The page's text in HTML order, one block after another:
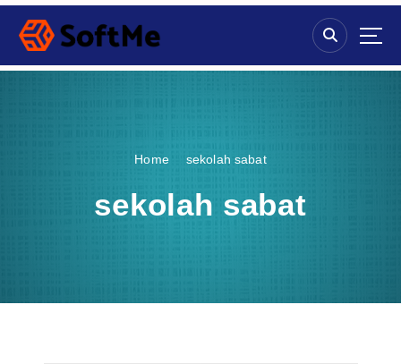
S
p
Home sekolah sabat
sekolah sabat